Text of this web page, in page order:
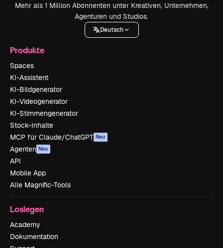
Mehr als 1 Million Abonnenten unter Kreativen, Unternehmen,
Agenturen und Studios.
Deutsch
Produkte
Spaces
KI-Assistent
KI-Bildgenerator
KI-Videogenerator
KI-Stimmengenerator
Stock-Inhalte
MCP für Claude/ChatGPT Neu
Agenten Neu
API
Mobile App
Alle Magnific-Tools
Loslegen
Academy
Dokumentation